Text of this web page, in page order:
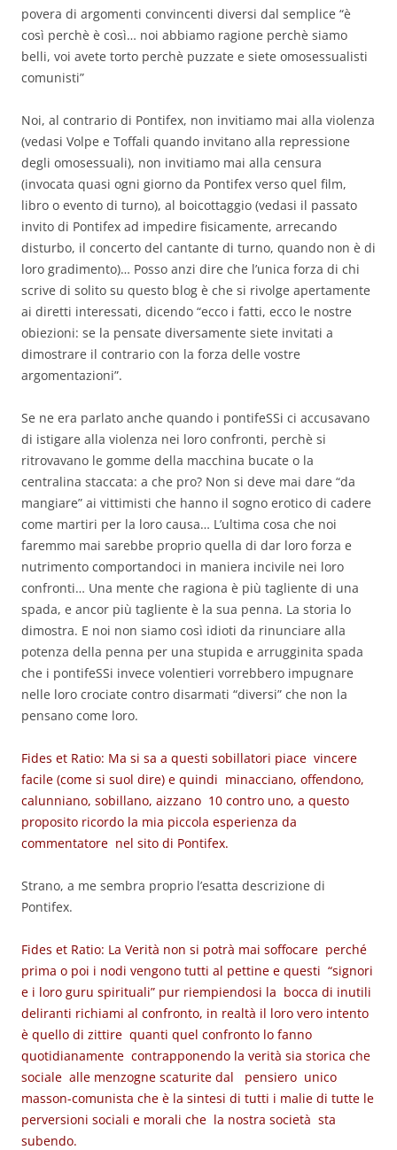
povera di argomenti convincenti diversi dal semplice “è
così perchè è così… noi abbiamo ragione perchè siamo
belli, voi avete torto perchè puzzate e siete omosessualisti
comunisti”
Noi, al contrario di Pontifex, non invitiamo mai alla violenza
(vedasi Volpe e Toffali quando invitano alla repressione
degli omosessuali), non invitiamo mai alla censura
(invocata quasi ogni giorno da Pontifex verso quel film,
libro o evento di turno), al boicottaggio (vedasi il passato
invito di Pontifex ad impedire fisicamente, arrecando
disturbo, il concerto del cantante di turno, quando non è di
loro gradimento)… Posso anzi dire che l’unica forza di chi
scrive di solito su questo blog è che si rivolge apertamente
ai diretti interessati, dicendo “ecco i fatti, ecco le nostre
obiezioni: se la pensate diversamente siete invitati a
dimostrare il contrario con la forza delle vostre
argomentazioni”.
Se ne era parlato anche quando i pontifeSSi ci accusavano
di istigare alla violenza nei loro confronti, perchè si
ritrovavano le gomme della macchina bucate o la
centralina staccata: a che pro? Non si deve mai dare “da
mangiare” ai vittimisti che hanno il sogno erotico di cadere
come martiri per la loro causa… L’ultima cosa che noi
faremmo mai sarebbe proprio quella di dar loro forza e
nutrimento comportandoci in maniera incivile nei loro
confronti… Una mente che ragiona è più tagliente di una
spada, e ancor più tagliente è la sua penna. La storia lo
dimostra. E noi non siamo così idioti da rinunciare alla
potenza della penna per una stupida e arrugginita spada
che i pontifeSSi invece volentieri vorrebbero impugnare
nelle loro crociate contro disarmati “diversi” che non la
pensano come loro.
Fides et Ratio: Ma si sa a questi sobillatori piace vincere
facile (come si suol dire) e quindi minacciano, offendono,
calunniano, sobillano, aizzano 10 contro uno, a questo
proposito ricordo la mia piccola esperienza da
commentatore nel sito di Pontifex.
Strano, a me sembra proprio l’esatta descrizione di
Pontifex.
Fides et Ratio: La Verità non si potrà mai soffocare perché
prima o poi i nodi vengono tutti al pettine e questi “signori
e i loro guru spirituali” pur riempiendosi la bocca di inutili
deliranti richiami al confronto, in realtà il loro vero intento
è quello di zittire quanti quel confronto lo fanno
quotidianamente contrapponendo la verità sia storica che
sociale alle menzogne scaturite dal pensiero unico
masson-comunista che è la sintesi di tutti i malie di tutte le
perversioni sociali e morali che la nostra società sta
subendo.